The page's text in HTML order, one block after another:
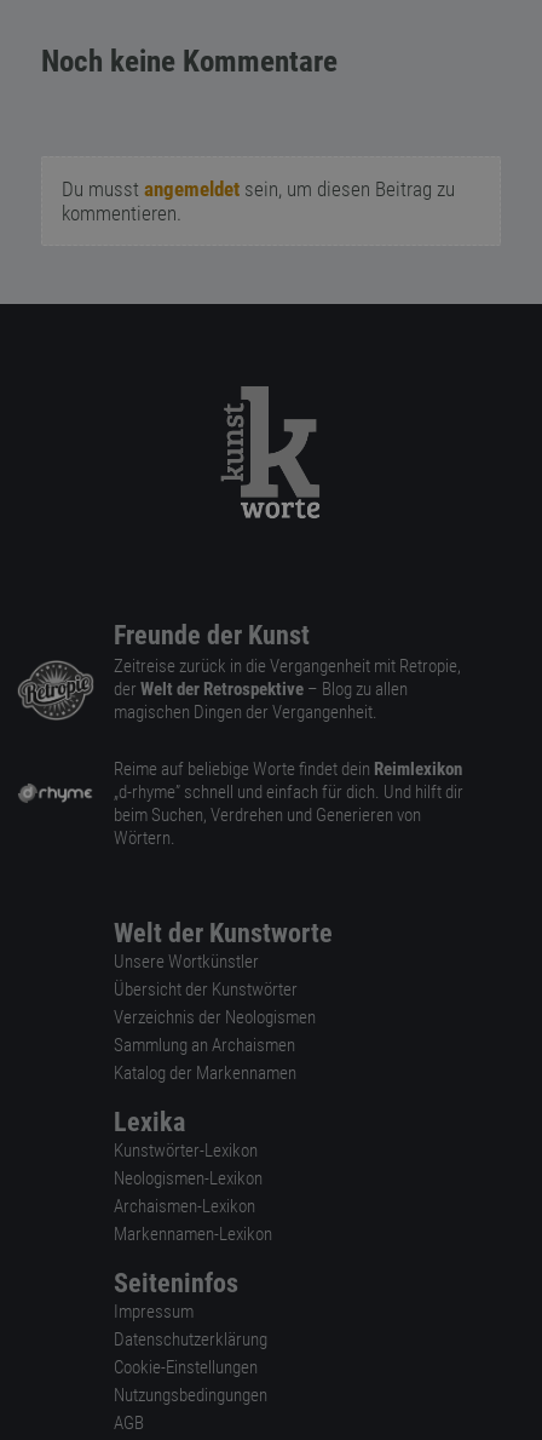
Noch keine Kommentare
Du musst angemeldetsein, um diesen Beitrag zu
kommentieren.
Freunde der Kunst
Zeitreise zurück in die Vergangenheit mit Retropie,
der Welt der Retrospektive – Blog zu allen
magischen Dingen der Vergangenheit.
Reime auf beliebige Worte findet dein Reimlexikon
„d-rhyme” schnell und einfach für dich. Und hilft dir
beim Suchen, Verdrehen und Generieren von
Wörtern.
Welt der Kunstworte
Unsere Wortkünstler
Übersicht der Kunstwörter
Verzeichnis der Neologismen
Sammlung an Archaismen
Katalog der Markennamen
Lexika
Kunstwörter-Lexikon
Neologismen-Lexikon
Archaismen-Lexikon
Markennamen-Lexikon
Seiteninfos
Impressum
Datenschutzerklärung
Cookie-Einstellungen
Nutzungsbedingungen
AGB